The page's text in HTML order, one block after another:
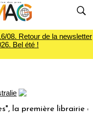
08. Retour de la newsletter
Bel été !
librairie du